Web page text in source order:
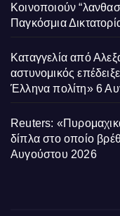
Κοινοποιούν
Παγκόσμια
Καταγγελία από
αστυνομικός
Έλληνα πολίτη» 6
Reuters:
δίπλα στο οποίο
Αυγούστου 2026